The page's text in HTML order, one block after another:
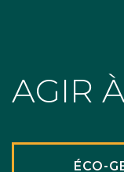
AGIR
ÉCO-